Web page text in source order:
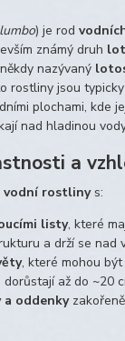
) je rod
známý druh
nazývaný
rostliny jsou
plochami, kde
nad hladinou
a
vodní rostlinys:
listy, které
a drží se nad
, které mohou být
dorůstají až do ~20
a oddenky